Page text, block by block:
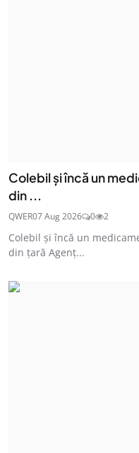
Colebil și încă un
din ...
QWER07 Aug 2026 0 2
Colebil și încă un
din țară Agenț...